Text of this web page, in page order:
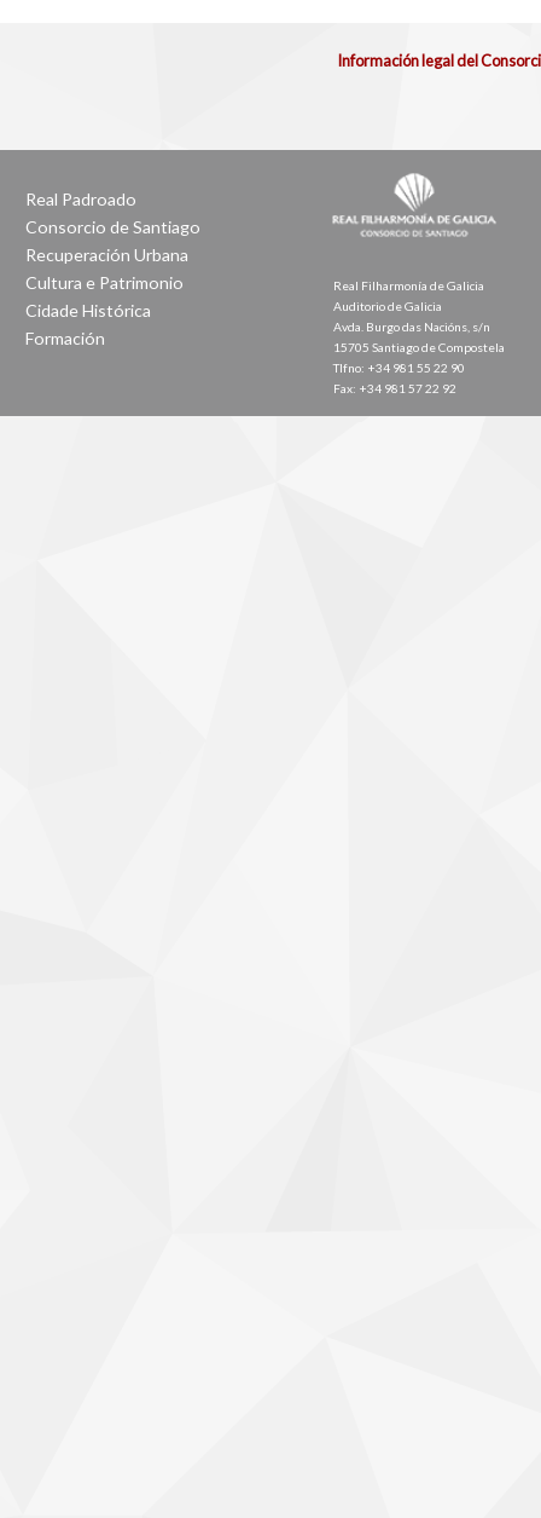
Información legal del
Real Padroado
Consorcio de Santiago
Recuperación Urbana
Cultura e Patrimonio
Cidade Histórica
Formación
Real Filharmonía de Galicia
Auditorio de Galicia
Avda. Burgo das Nacións, s/n
15705 Santiago de Compostela
Tlfno: +34 981 55 22 90
Fax: +34 981 57 22 92